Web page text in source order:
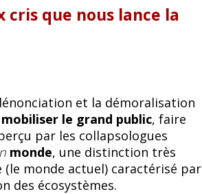
cris que nous lance la
et la démoralisation
mobiliser le grand public, faire
par les collapsologues
monde, une distinction très
(le monde actuel) caractérisé par
des écosystèmes.